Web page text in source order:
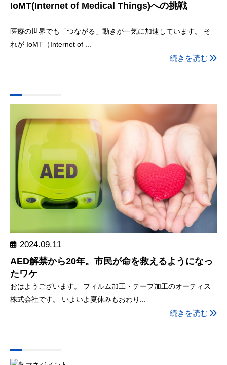
IoMT(Internet of Medical Things)への挑戦
医療の世界でも「つながる」動きが一気に加速しています。 そ
れが IoMT（Internet of ...
続きを読む
2024.09.11
AED解禁から20年。市民が命を救えるようになっ
たワケ
おはようございます。 フィルム加工・テープ加工のオーティス
株式会社です。 いよいよ夏休みもおわり...
続きを読む